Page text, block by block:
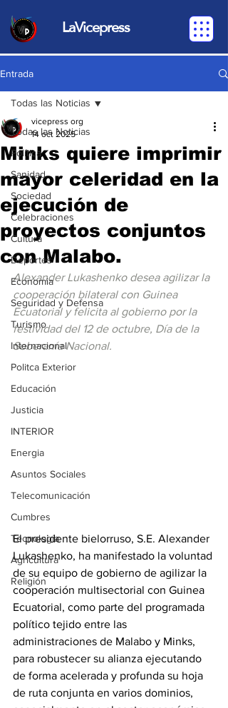
LaVicepress
Entrada
Todas las Noticias
Política
Sanidad
Sociedad
Celebraciones
Cultura
Deportes
Economia
Seguridad y Defensa
Turismo
Internacional
Politca Exterior
Educación
Justicia
INTERIOR
Energia
Asuntos Sociales
Telecomunicación
Cumbres
Tecnología
Agricultura
Religión
Todas las Noticias
Minks quiere imprimir
mayor celeridad en la
ejecución de
proyectos conjuntos
con Malabo.
vicepress org
14 oct 2025
Alexander Lukashenko desea agilizar la
cooperación bilateral con Guinea
Ecuatorial y felicita al gobierno por la
festividad del 12 de octubre, Día de la
Soberanía Nacional.
El presidente bielorruso, S.E. Alexander
Lukashenko, ha manifestado la voluntad
de su equipo de gobierno de agilizar la
cooperación multisectorial con Guinea
Ecuatorial, como parte del programada
político tejido entre las
administraciones de Malabo y Minks,
para robustecer su alianza ejecutando
de forma acelerada y profunda su hoja
de ruta conjunta en varios dominios,